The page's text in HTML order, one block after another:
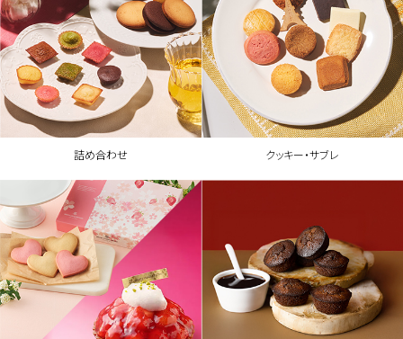
詰め合わせ クッキー・サブレ